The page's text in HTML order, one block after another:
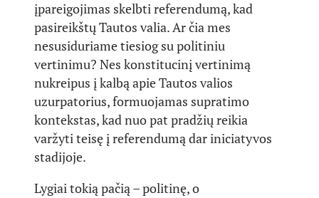
įpareigojimas skelbti referendumą, kad
pasireikštų Tautos valia. Ar čia mes
nesusiduriame tiesiog su politiniu
vertinimu? Nes konstitucinį vertinimą
nukreipus į kalbą apie Tautos valios
uzurpatorius, formuojamas supratimo
kontekstas, kad nuo pat pradžių reikia
varžyti teisę į referendumą dar iniciatyvos
stadijoje.
Lygiai tokią pačią – politinę, o